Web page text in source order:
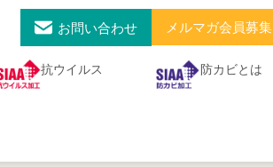
お問い合わせ メルマガ会員募集
抗ウイルス 防カビとは